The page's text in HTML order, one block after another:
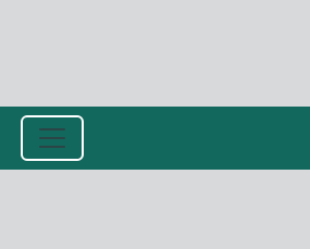
Přejít k hlavnímu obsahu